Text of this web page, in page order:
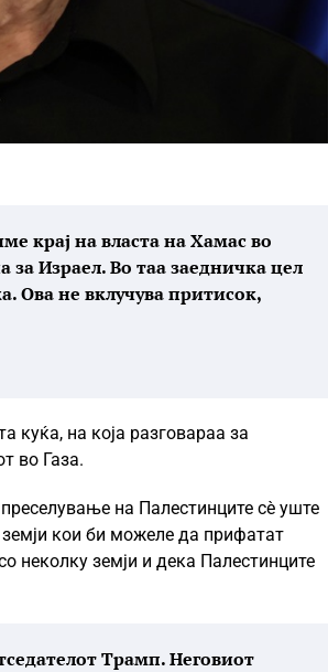
крај на власта на Хамас во
за Израел. Во таа заедничка цел
Ова не вклучува притисок,
куќа, на која разговараа за
во Газа.
на Палестинците сè уште
кои би можеле да прифатат
неколку земји и дека Палестинците
Трамп. Неговиот